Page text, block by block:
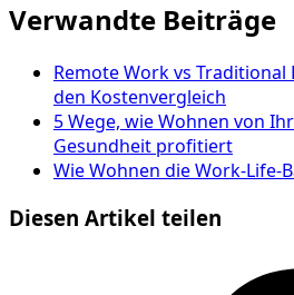
Verwandte Beiträge
Remote Work vs
den Kostenvergleich
5 Wege, wie Wohnen von
Gesundheit profitiert
Wie Wohnen die Work-Life-
Diesen Artikel teilen